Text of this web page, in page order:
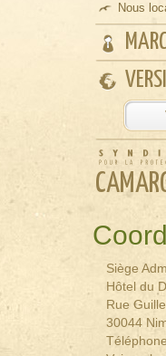
Nous
Siège
Hôtel du
Rue
30044